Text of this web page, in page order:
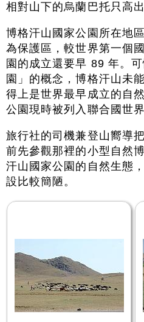
相對山下的烏蘭巴托只高
博格汗山國家公園所在地
為保護區，較世界第一個
園的成立還要早 89 年。
園」的概念，博格汗山未
得上是世界最早成立的自
公園現時被列入聯合國世
旅行社的司機兼登山嚮導
前先參觀那裡的小型自然
汗山國家公園的自然生態
設比較簡陋。